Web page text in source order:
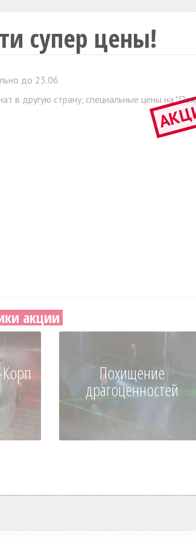
супер цены!
до 23.06
в другую страну, специальные цены на
акции
Похищение
драгоценностей